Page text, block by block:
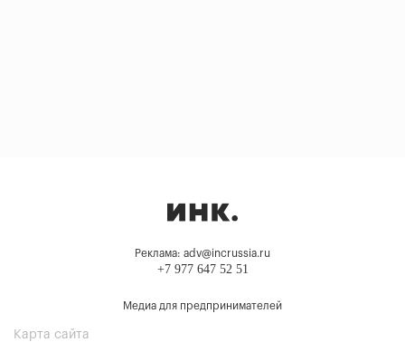
Реклама: adv@incrussia.ru
+7 977 647 52 51
Медиа для предпринимателей
Карта сайта